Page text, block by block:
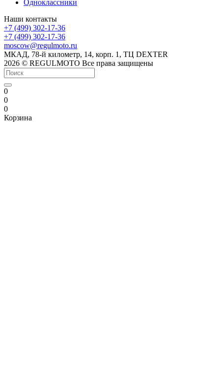
Одноклассники
Наши контакты
+7 (499) 302-17-36
+7 (499) 302-17-36
moscow@regulmoto.ru
МКАД, 78-й километр, 14, корп. 1, ТЦ DEXTER
2026 © REGULMOTO Все права защищены
0
0
0
Корзина